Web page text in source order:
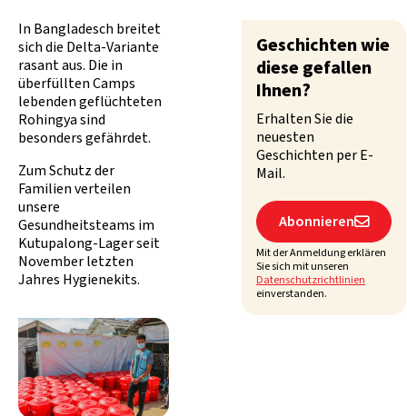
In Bangladesch breitet
sich die Delta-Variante
rasant aus. Die in
überfüllten Camps
lebenden geflüchteten
Rohingya sind
besonders gefährdet.
Zum Schutz der
Familien verteilen
unsere
Gesundheitsteams im
Kutupalong-Lager seit
November letzten
Jahres Hygienekits.
Geschichten wie
diese gefallen
Ihnen?
Erhalten Sie die
neuesten
Geschichten per E-
Mail.
Abonnieren
Mit der Anmeldung erklären
Sie sich mit unseren
Datenschutzrichtlinien
einverstanden.